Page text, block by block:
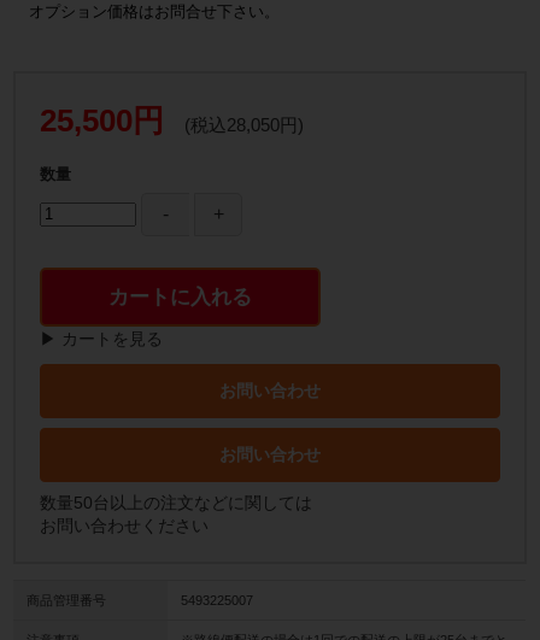
オプション価格はお問合せ下さい。
25,500円 (税込28,050円)
数量
カートに入れる
▶ カートを見る
お問い合わせ
お問い合わせ
数量50台以上の注文などに関しては
お問い合わせください
商品管理番号 5493225007